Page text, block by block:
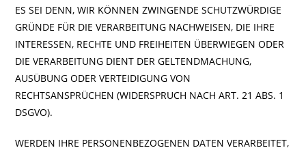
ES SEI DENN, WIR KÖNNEN ZWINGENDE SCHUTZWÜRDIGE
GRÜNDE FÜR DIE VERARBEITUNG NACHWEISEN, DIE IHRE
INTERESSEN, RECHTE UND FREIHEITEN ÜBERWIEGEN ODER
DIE VERARBEITUNG DIENT DER GELTENDMACHUNG,
AUSÜBUNG ODER VERTEIDIGUNG VON
RECHTSANSPRÜCHEN (WIDERSPRUCH NACH ART. 21 ABS. 1
DSGVO).
WERDEN IHRE PERSONENBEZOGENEN DATEN VERARBEITET,